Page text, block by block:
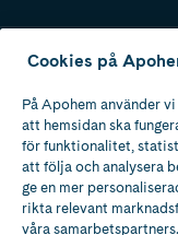
Ladda ner vår app
Apotek med
av
Cookies på
På Apohem använder
att hemsidan ska
för funktionalitet,
att följa och analysera
ge en mer
rikta relevant
våra